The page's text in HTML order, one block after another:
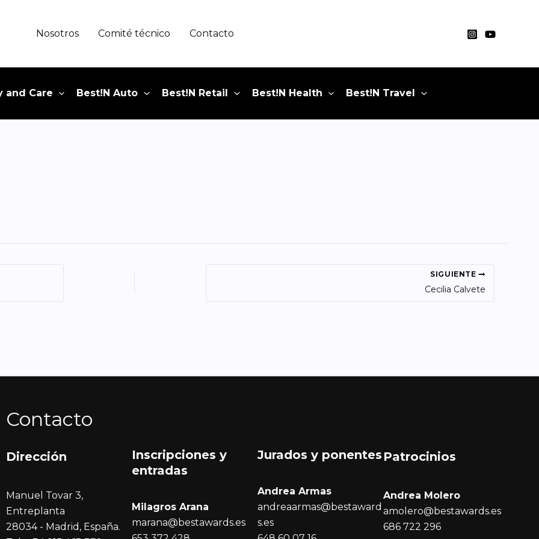
Nosotros Comité técnico Contacto
and Care Best!N Auto Best!N Retail Best!N Health Best!N Travel
SIGUIENTE
Cecilia Calvete
Contacto
Dirección
Manuel Tovar 3,
Entreplanta
28034 - Madrid, España.
Inscripciones y
entradas
Milagros Arana
marana@bestawards.es
Jurados y ponentes
Andrea Armas
andreaarmas@bestaward
s.es
Patrocinios
Andrea Molero
amolero@bestawards.es
686 722 296